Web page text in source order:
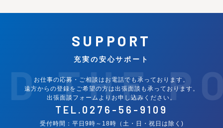
THE
SUPPORT
充実の安心サポート
お仕事の応募・ご相談はお電話でも承っております。
遠方からの登録をご希望の方は出張面談も承っております。
出張面談フォームよりお申し込みください。
TEL. 0276-56-9109
受付時間：平日9時～18時（土・日・祝日は除く)